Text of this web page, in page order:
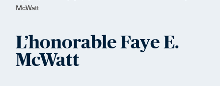
McWatt
L’honorable Faye E.
McWatt